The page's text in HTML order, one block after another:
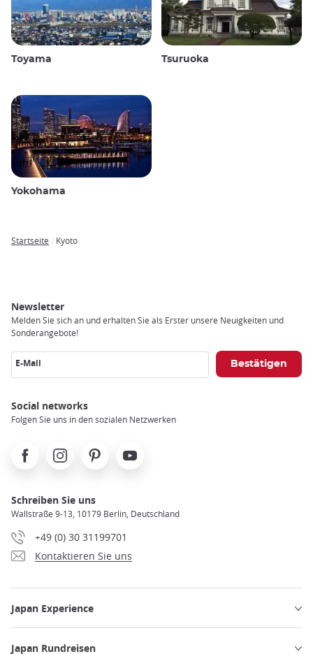
Toyama Tsuruoka
Yokohama
Startseite Kyoto
Newsletter
Melden Sie sich an und erhalten Sie als Erster unsere Neuigkeiten und
Sonderangebote!
E-Mail
Social networks
Folgen Sie uns in den sozialen Netzwerken
FacebookInstagramPinterest Youtube
Schreiben Sie uns
Wallstraße 9-13, 10179 Berlin, Deutschland
+49 (0) 30 31199701
Kontaktieren Sie uns
Japan Experience
Japan Rundreisen